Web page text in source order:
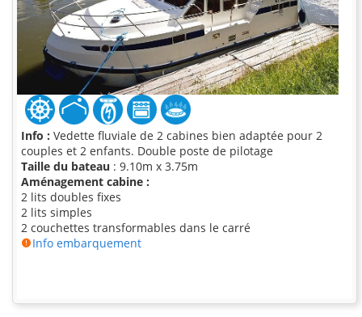
Info : Vedette fluviale de 2 cabines bien adaptée pour 2
couples et 2 enfants. Double poste de pilotage
Taille du bateau : 9.10m x 3.75m
Aménagement cabine :
2 lits doubles fixes
2 lits simples
2 couchettes transformables dans le carré
Info embarquement